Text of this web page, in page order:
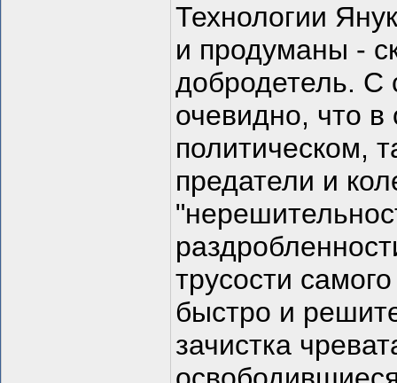
Технологии
и продуманы -
добродетель. С
очевидно, что в
политическом,
предатели и
трусости
быстро и
зачистка